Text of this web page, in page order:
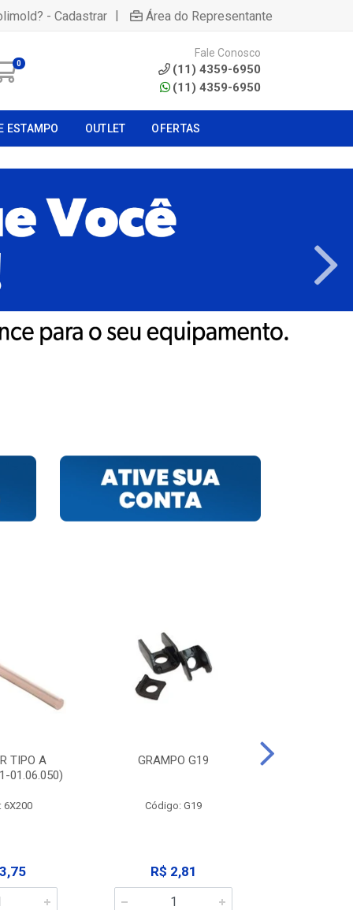
- Cadastrar | Área do Representante
0
Fale Conosco
(11) 4359-6950
(11) 4359-6950
ESTAMPO OUTLET OFERTAS
TIPO A
01.06.050)
6X200
GRAMPO G19
Código: G19
R$ 2,81